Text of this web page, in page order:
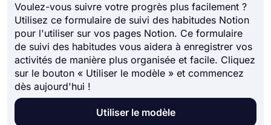
Voulez-vous suivre votre progrès plus facilement ?
Utilisez ce formulaire de suivi des habitudes Notion
pour l'utiliser sur vos pages Notion. Ce formulaire
de suivi des habitudes vous aidera à enregistrer vos
activités de manière plus organisée et facile. Cliquez
sur le bouton « Utiliser le modèle » et commencez
dès aujourd'hui !
Utiliser le modèle